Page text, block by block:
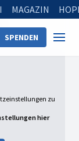
MAGAZIN
SPENDEN
zu
hier